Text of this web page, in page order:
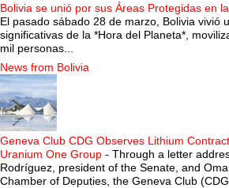
Bolivia se unió por sus Áreas Protegidas en
El pasado sábado 28 de marzo, Bolivia vivió
significativas de la *Hora del Planeta*,
mil personas...
News from Bolivia
Geneva Club CDG Observes Lithium
Uranium One Group - Through a letter
Rodríguez, president of the Senate, and
Chamber of Deputies, the Geneva Club